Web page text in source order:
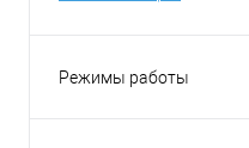
Режимы работы